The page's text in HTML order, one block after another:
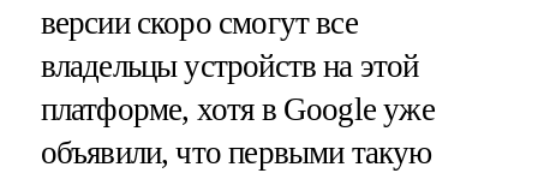
версии скоро смогут все
владельцы устройств на этой
платформе, хотя в Google уже
объявили, что первыми такую